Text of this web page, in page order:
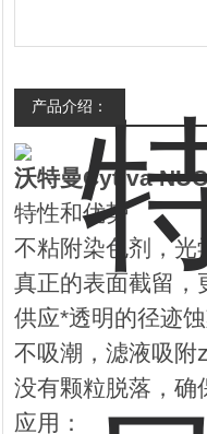
产品介绍：
沃特曼Cytiva
特性和优势
不粘附染色剂，光
真正的表面截留，
供应*透明的径迹
不吸潮，滤液吸附
没有颗粒脱落，确
应用：